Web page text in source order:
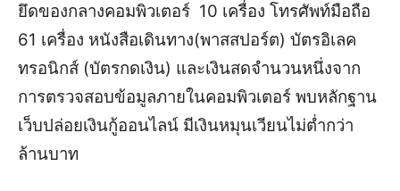
ยึดของกลางคอมพิวเตอร์ 10 เครื่อง โทรศัพท์มือถือ
61 เครื่อง หนังสือเดินทาง(พาสสปอร์ต) บัตรอิเลค
ทรอนิกส์ (บัตรกดเงิน) และเงินสดจำนวนหนึ่งจาก
การตรวจสอบข้อมูลภายในคอมพิวเตอร์ พบหลักฐาน
เว็บปล่อยเงินกู้ออนไลน์ มีเงินหมุนเวียนไม่ต่ำกว่า
ล้านบาท